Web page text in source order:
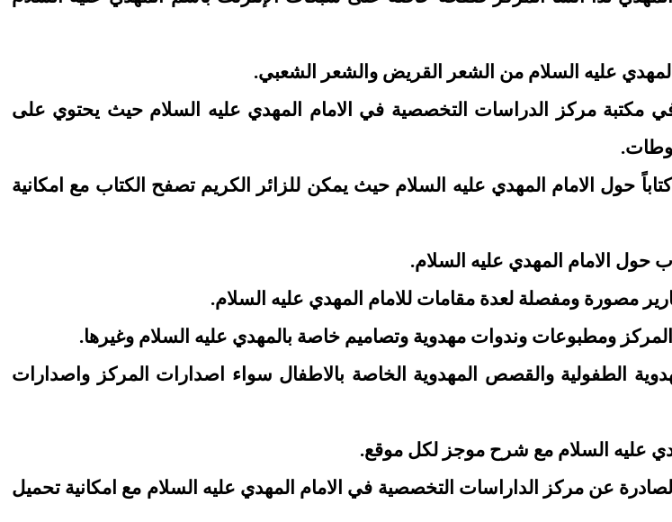
مكتبة مركز الدراسات التخصصية في الامام المهدي عليه السلام حيث يحتوي على
حول الامام المهدي عليه السلام حيث يمكن للزائر الكريم تصفح الكتاب مع امكانية
الطفولية والقصص المهدوية الخاصة بالاطفال سواء اصدارات المركز واصدارات
عن مركز الداراسات التخصصية في الامام المهدي عليه السلام مع امكانية تحميل